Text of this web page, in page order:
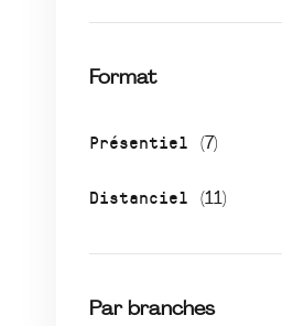
Format
Présentiel (7)
Distanciel (11)
Par branches